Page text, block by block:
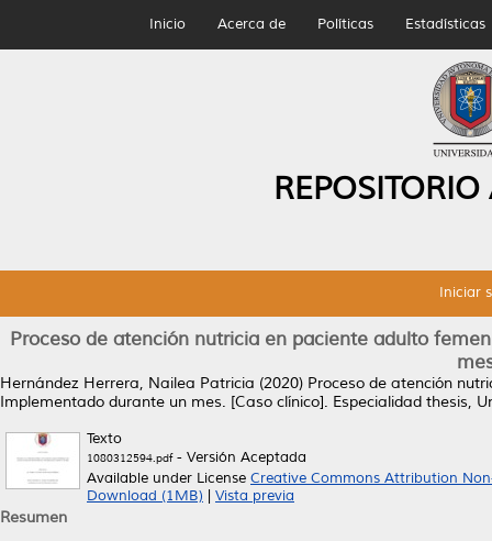
Inicio Acerca de Políticas Estadísticas
Iniciar
Proceso de atención nutricia en paciente adulto
Hernández Herrera, Nailea Patricia (2020) Proceso de atención
Implementado durante un mes. [Caso clínico]. Especialidad thesis,
Texto
1080312594.pdf- Versión Aceptada
Available under License Creative Commons Attribution
Download (1MB)
Vista previa
Resumen